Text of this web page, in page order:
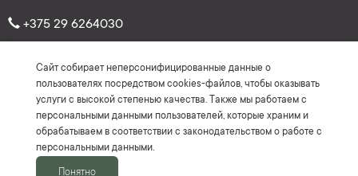
+375 29 6264030
Рейтинг: 4.7 ★ ★★ ★★
(На основе более 150 отзывов)
Сайт собирает неперсонифицированные данные о
пользователях посредством cookies-файлов, чтобы оказывать
услуги с высокой степенью качества. Также мы работаем с
персональными данными пользователей, которые храним и
обрабатываем в соответствии с законодательством о работе с
персональными данными.
Понятно